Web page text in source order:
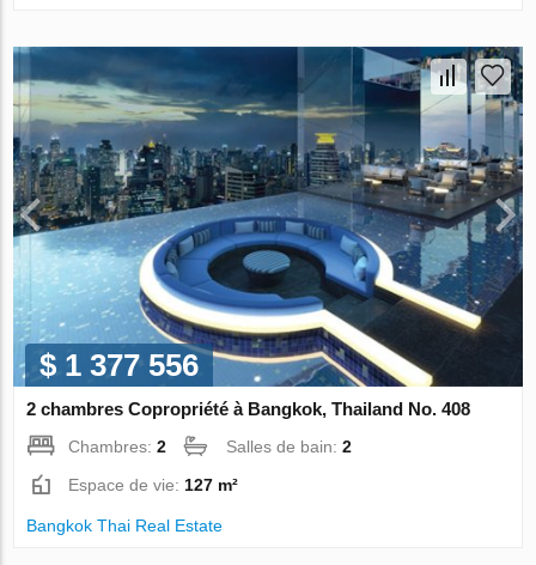
$ 1 377 556
2 chambres Copropriété à Bangkok, Thailand No. 408
Chambres:2 Salles de bain:2
Espace de vie: 127 m²
Bangkok Thai Real Estate